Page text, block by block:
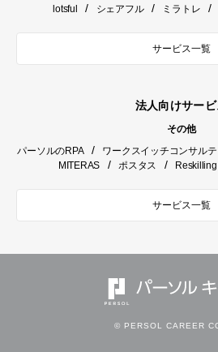
lotsful
/ シェアフル / ミラトレ /
サービス一覧
法人向けサービ
その他
パーソルのRPA
/ ワークスイッチコンサル
MITERAS / ポスタス /
サービス一覧
© PERSOL CAREER